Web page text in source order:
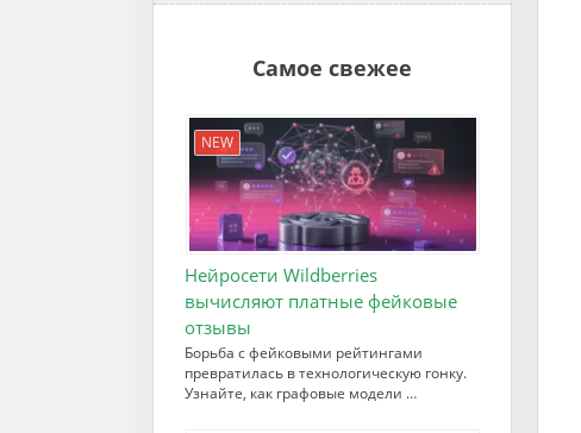
Самое свежее
NEW
Нейросети Wildberries
вычисляют платные фейковые
отзывы
Борьба с фейковыми рейтингами
превратилась в технологическую гонку.
Узнайте, как графовые модели …